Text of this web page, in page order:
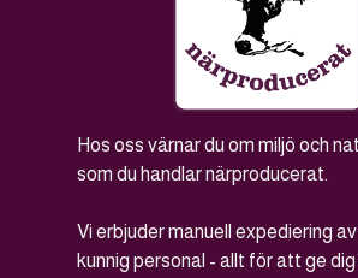
Hos oss värnar du om miljö och
som du handlar närproducerat.
Vi erbjuder manuell expediering
kunnig personal - allt för att ge